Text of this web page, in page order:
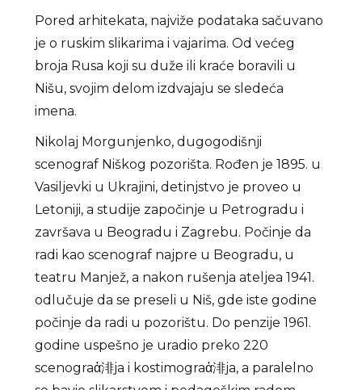
Pored arhitekata, najviže podataka sačuvano
je o ruskim slikarima i vajarima. Od većeg
broja Rusa koji su duže ili kraće boravili u
Nišu, svojim delom izdvajaju se sledeća
imena.
Nikolaj Morgunjenko, dugogodišnji
scenograf Niškog pozorišta. Rođen je 1895. u
Vasiljevki u Ukrajini, detinjstvo je proveo u
Letoniji, a studije započinje u Petrogradu i
završava u Beogradu i Zagrebu. Počinje da
radi kao scenograf najpre u Beogradu, u
teatru Manjež, a nakon rušenja ateljea 1941.
odlučuje da se preseli u Niš, gde iste godine
počinje da radi u pozorištu. Do penzije 1961.
godine uspešno je uradio preko 220
scenograἀ渄ja i kostimograἀ渄ja, a paralelno